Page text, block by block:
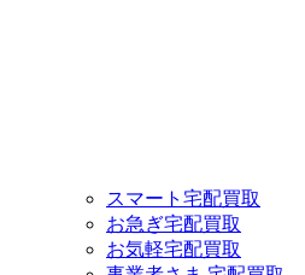
スマート宅配買取
お急ぎ宅配買取
お気軽宅配買取